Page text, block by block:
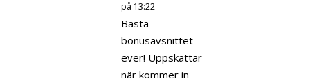
på 13:22
Bästa
bonusavsnittet
ever! Uppskattar
när kommer in